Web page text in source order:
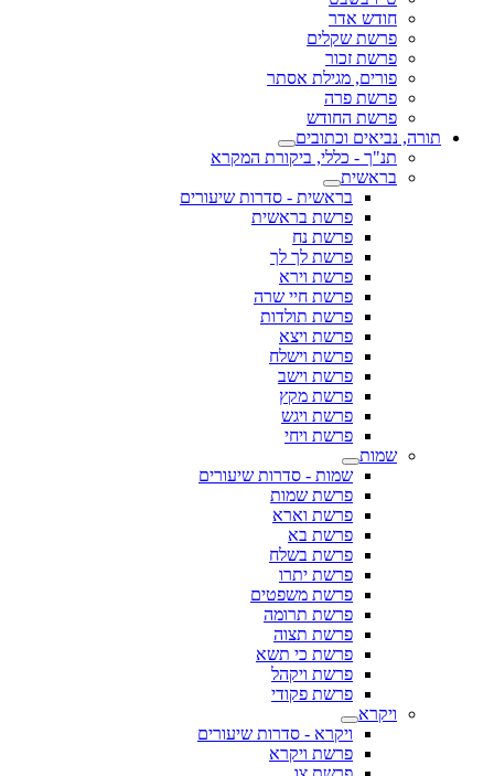
חודש אדר
פרשת שקלים
פרשת זכור
פורים, מגילת אסתר
פרשת פרה
פרשת החודש
תורה, נביאים וכתובים
תנ"ך - כללי, ביקורת המקרא
בראשית
בראשית - סדרות שיעורים
פרשת בראשית
פרשת נח
פרשת לך לך
פרשת וירא
פרשת חיי שרה
פרשת תולדות
פרשת ויצא
פרשת וישלח
פרשת וישב
פרשת מקץ
פרשת ויגש
פרשת ויחי
שמות
שמות - סדרות שיעורים
פרשת שמות
פרשת וארא
פרשת בא
פרשת בשלח
פרשת יתרו
פרשת משפטים
פרשת תרומה
פרשת תצוה
פרשת כי תשא
פרשת ויקהל
פרשת פקודי
ויקרא
ויקרא - סדרות שיעורים
פרשת ויקרא